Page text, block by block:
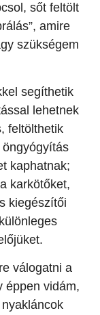
sőt feltölt
amire
szükségem
segíthetik
lehetnek
feltölthetik
kaphatnak;
karkötőket,
kiegészítői
válogatni a
éppen vidám,